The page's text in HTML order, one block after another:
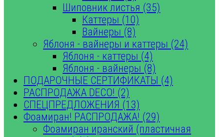
Шиповник листья (35)
Каттеры (10)
Вайнеры (8)
Яблоня - вайнеры и каттеры (24)
Яблоня - каттеры (4)
Яблоня - вайнеры (8)
ПОДАРОЧНЫЕ СЕРТИФИКАТЫ (4)
РАСПРОДАЖА DECO! (2)
СПЕЦПРЕДЛОЖЕНИЯ (13)
Фоамиран! РАСПРОДАЖА! (29)
Фоамиран иранский (пластичная